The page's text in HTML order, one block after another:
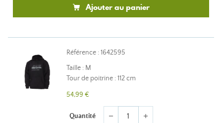
Ajouter au panier
Référence : 1642595
Taille : M
Tour de poitrine : 112 cm
54,99 €
Quantité remove add